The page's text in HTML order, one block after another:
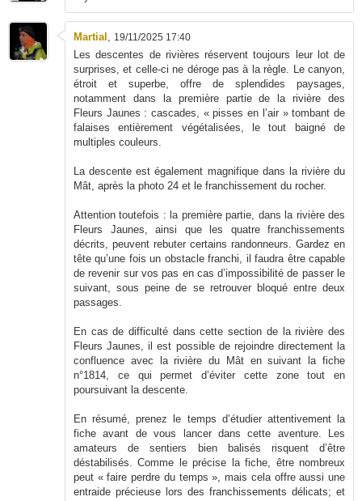
Martial , 19/11/2025 17:40
Les descentes de rivières réservent toujours leur lot de
surprises, et celle-ci ne déroge pas à la règle. Le canyon,
étroit et superbe, offre de splendides paysages,
notamment dans la première partie de la rivière des
Fleurs Jaunes : cascades, « pisses en l’air » tombant de
falaises entièrement végétalisées, le tout baigné de
multiples couleurs.
La descente est également magnifique dans la rivière du
Mât, après la photo 24 et le franchissement du rocher.
Attention toutefois : la première partie, dans la rivière des
Fleurs Jaunes, ainsi que les quatre franchissements
décrits, peuvent rebuter certains randonneurs. Gardez en
tête qu’une fois un obstacle franchi, il faudra être capable
de revenir sur vos pas en cas d’impossibilité de passer le
suivant, sous peine de se retrouver bloqué entre deux
passages.
En cas de difficulté dans cette section de la rivière des
Fleurs Jaunes, il est possible de rejoindre directement la
confluence avec la rivière du Mât en suivant la fiche
n°1814, ce qui permet d’éviter cette zone tout en
poursuivant la descente.
En résumé, prenez le temps d’étudier attentivement la
fiche avant de vous lancer dans cette aventure. Les
amateurs de sentiers bien balisés risquent d’être
déstabilisés. Comme le précise la fiche, être nombreux
peut « faire perdre du temps », mais cela offre aussi une
entraide précieuse lors des franchissements délicats; et